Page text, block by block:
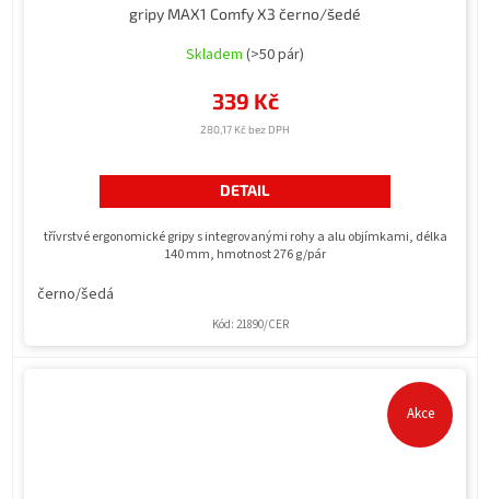
gripy MAX1 Comfy X3 černo/šedé
Skladem (>50 pár)
280,17 Kč bez DPH
339 Kč
DETAIL
třívrstvé ergonomické gripy s integrovanými rohy a alu objímkami, délka
140 mm, hmotnost 276 g/pár
černo/šedá
Kód: 21890/CER
Akce